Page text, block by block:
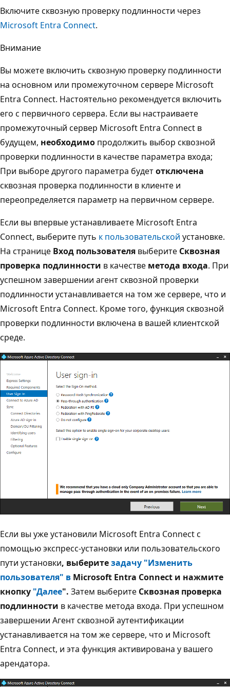
Включите сквозную проверку подлинности через
Microsoft Entra Connect.
Внимание
Вы можете включить сквозную проверку подлинности
на основном или промежуточном сервере Microsoft
Entra Connect. Настоятельно рекомендуется включить
его с первичного сервера. Если вы настраиваете
промежуточный сервер Microsoft Entra Connect в
будущем, необходимо продолжить выбор сквозной
проверки подлинности в качестве параметра входа;
При выборе другого параметра будетотключена
сквозная проверка подлинности в клиенте и
переопределяется параметр на первичном сервере.
Если вы впервые устанавливаете Microsoft Entra
Connect, выберите путь к пользовательской установке.
На странице Вход пользователя выберите Сквозная
проверка подлинности в качестве метода входа. При
успешном завершении агент сквозной проверки
подлинности устанавливается на том же сервере, что и
Microsoft Entra Connect. Кроме того, функция сквозной
проверки подлинности включена в вашей клиентской
среде.
Если вы уже установили Microsoft Entra Connect с
помощью экспресс-установки или пользовательского
пути установки, выберитезадачу "Изменить
пользователя" в Microsoft Entra Connect и нажмите
кнопку "Далее". Затем выберите Сквозная проверка
подлинности в качестве метода входа. При успешном
завершении Агент сквозной аутентификации
устанавливается на том же сервере, что и Microsoft
Entra Connect, и эта функция активирована у вашего
арендатора.